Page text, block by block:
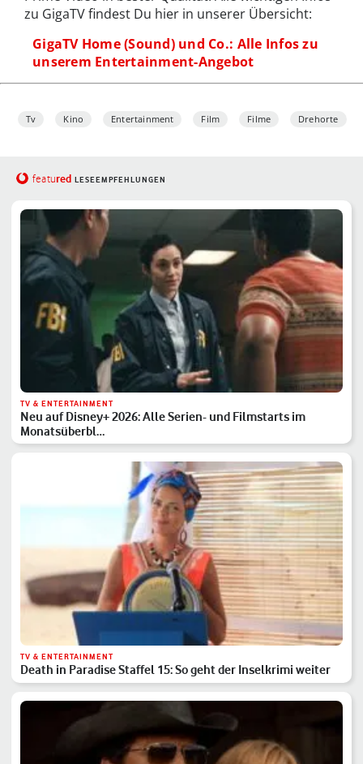
zu GigaTV findest Du hier in unserer Übersicht:
GigaTV Home (Sound) und Co.: Alle Infos zu
unserem Entertainment-Angebot
Tv Kino Entertainment Film Filme Drehorte
featured LESEEMPFEHLUNGEN
TV & ENTERTAINMENT
Neu auf Disney+ 2026: Alle Serien- und Filmstarts im
Monatsüberbl…
TV & ENTERTAINMENT
Death in Paradise Staffel 15: So geht der Inselkrimi weiter